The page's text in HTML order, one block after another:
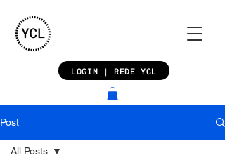
LOGIN | REDE YCL
Post
All Posts